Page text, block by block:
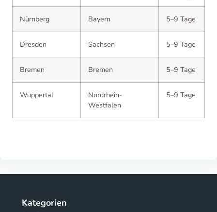
Nürnberg Bayern 5–9 Tage
Dresden Sachsen 5–9 Tage
Bremen Bremen 5–9 Tage
Wuppertal
Nordrhein-
Westfalen
5–9 Tage
Kategorien